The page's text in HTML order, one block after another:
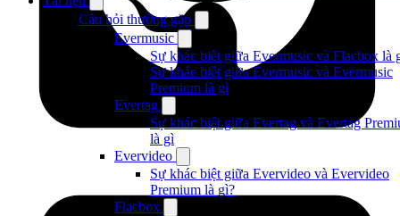
Câu hỏi thường gặp
Evermusic
Sự khác biệt giữa Evermusic và Flacbox là
Sự khác biệt giữa Evermusic và Evermusic
Premium là gì
Evertag
Sự khác biệt giữa Evertag và Evertag
là gì
Evervideo
Sự khác biệt giữa Evervideo và Evervideo
Premium là gì?
Flacbox